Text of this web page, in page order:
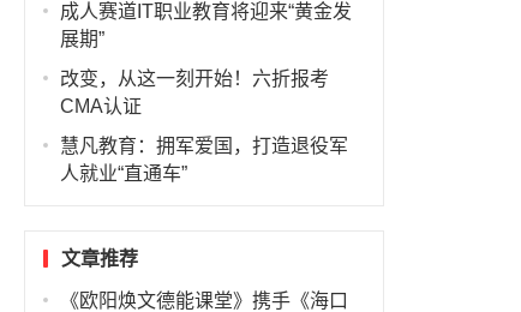
成人赛道IT职业教育将迎来“黄金发
展期”
改变，从这一刻开始！六折报考
CMA认证
慧凡教育：拥军爱国，打造退役军
人就业“直通车”
文章推荐
《欧阳焕文德能课堂》携手《海口